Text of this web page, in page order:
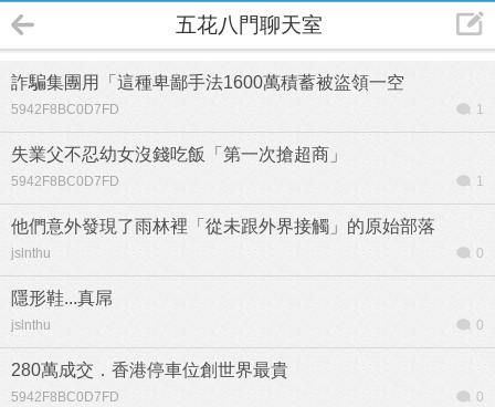
五花八門聊天室
詐騙集團用「這種卑鄙手法1600萬積蓄被盜領一空
5942F8BC0D7FD 1
失業父不忍幼女沒錢吃飯「第一次搶超商」
5942F8BC0D7FD 1
他們意外發現了雨林裡「從未跟外界接觸」的原始部落
jslnthu 0
隱形鞋...真屌
jslnthu 0
280萬成交．香港停車位創世界最貴
5942F8BC0D7FD 0